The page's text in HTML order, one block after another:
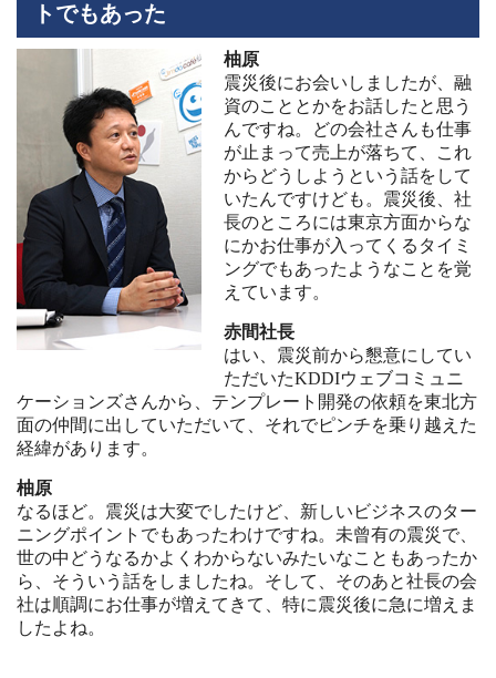
トでもあった
柚原
震災後にお会いしましたが、融
資のこととかをお話したと思う
んですね。どの会社さんも仕事
が止まって売上が落ちて、これ
からどうしようという話をして
いたんですけども。震災後、社
長のところには東京方面からな
にかお仕事が入ってくるタイミ
ングでもあったようなことを覚
えています。
赤間社長
はい、震災前から懇意にしてい
ただいたKDDIウェブコミュニ
ケーションズさんから、テンプレート開発の依頼を東北方
面の仲間に出していただいて、それでピンチを乗り越えた
経緯があります。
柚原
なるほど。震災は大変でしたけど、新しいビジネスのター
ニングポイントでもあったわけですね。未曾有の震災で、
世の中どうなるかよくわからないみたいなこともあったか
ら、そういう話をしましたね。そして、そのあと社長の会
社は順調にお仕事が増えてきて、特に震災後に急に増えま
したよね。